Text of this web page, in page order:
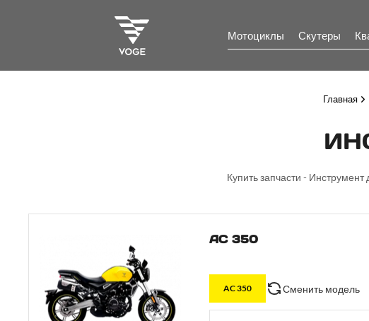
Мотоциклы Скутеры
Главная
Купить запчасти -
AC 350
AC 350 Сменить модель